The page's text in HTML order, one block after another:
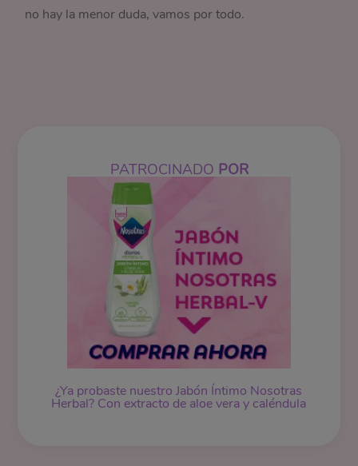
no hay la menor duda, vamos por todo.
PATROCINADO POR
¿Ya probaste nuestro Jabón Íntimo Nosotras
Herbal? Con extracto de aloe vera y caléndula